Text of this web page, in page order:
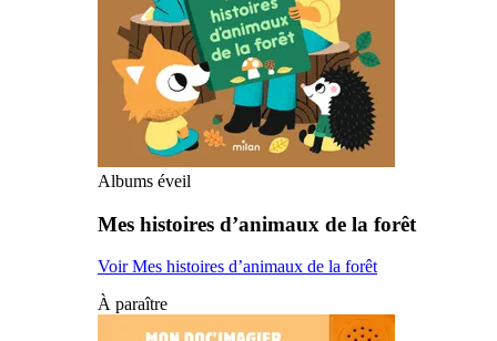
Albums éveil
Mes histoires d’animaux de la forêt
Voir Mes histoires d’animaux de la forêt
À paraître